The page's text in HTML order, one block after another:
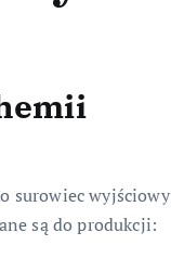
surowiec wyjściowy
są do produkcji: